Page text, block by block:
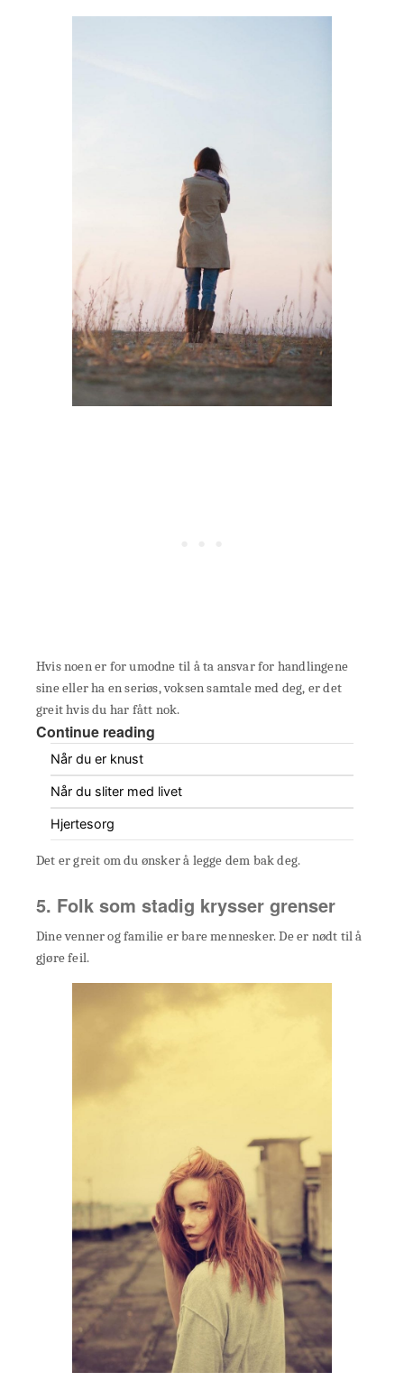
Hvis noen er for umodne til å ta ansvar for handlingene
sine eller ha en seriøs, voksen samtale med deg, er det
greit hvis du har fått nok.
Continue reading
Når du er knust
Når du sliter med livet
Hjertesorg
Det er greit om du ønsker å legge dem bak deg.
5. Folk som stadig krysser grenser
Dine venner og familie er bare mennesker. De er nødt til å
gjøre feil.